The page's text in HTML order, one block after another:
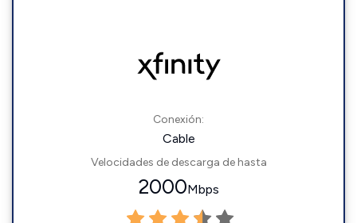
Conexión:
Cable
Velocidades de descarga de hasta
2000Mbps